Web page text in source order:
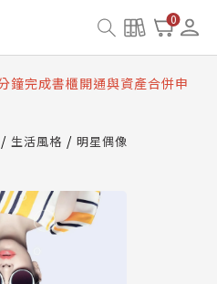
0
閱讀資產合併與書櫃開通申請
開通常見問題
鐘完成書櫃開通與資產合併申
讀資產合併與書櫃開通申請
生活風格
明星偶像